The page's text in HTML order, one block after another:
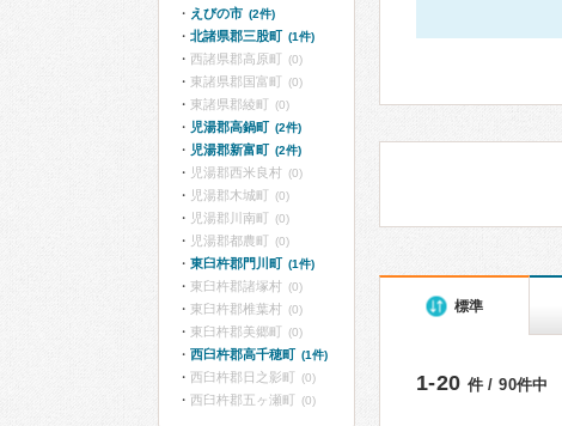
標準
1-20 件 / 90件中
えびの市 (2件)
北諸県郡三股町 (1件)
西諸県郡高原町 (0)
東諸県郡国富町 (0)
東諸県郡綾町 (0)
児湯郡高鍋町 (2件)
児湯郡新富町 (2件)
児湯郡西米良村 (0)
児湯郡木城町 (0)
児湯郡川南町 (0)
児湯郡都農町 (0)
東臼杵郡門川町 (1件)
東臼杵郡諸塚村 (0)
東臼杵郡椎葉村 (0)
東臼杵郡美郷町 (0)
西臼杵郡高千穂町 (1件)
西臼杵郡日之影町 (0)
西臼杵郡五ヶ瀬町 (0)